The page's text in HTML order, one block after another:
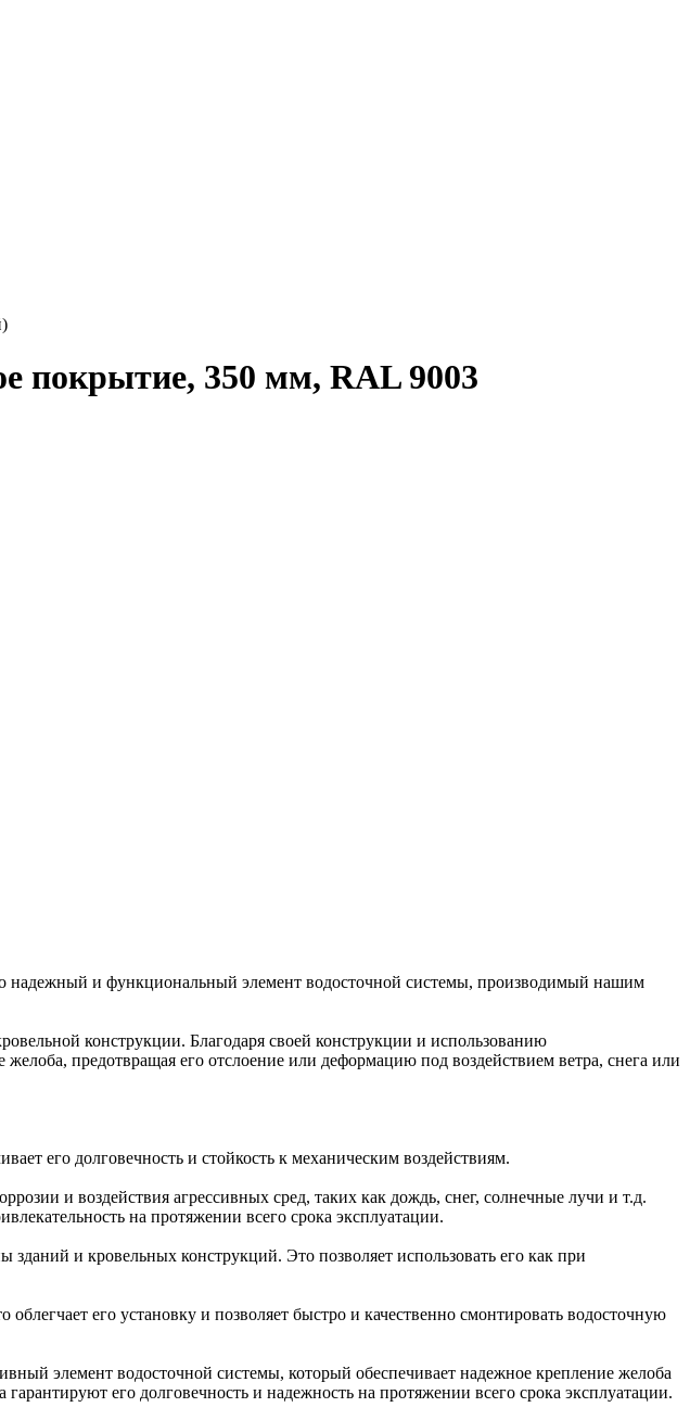
покрытие, 350 мм, RAL 9003
и функциональный элемент водосточной системы, производимый нашим
конструкции. Благодаря своей конструкции и использованию
предотвращая его отслоение или деформацию под воздействием ветра, снега или
его долговечность и стойкость к механическим воздействиям.
и воздействия агрессивных сред, таких как дождь, снег, солнечные лучи и т.д.
на протяжении всего срока эксплуатации.
и кровельных конструкций. Это позволяет использовать его как при
его установку и позволяет быстро и качественно смонтировать водосточную
элемент водосточной системы, который обеспечивает надежное крепление желоба
его долговечность и надежность на протяжении всего срока эксплуатации.